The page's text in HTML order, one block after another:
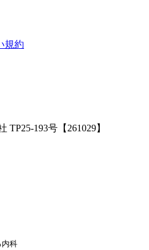
規約
193号【261029】
内科